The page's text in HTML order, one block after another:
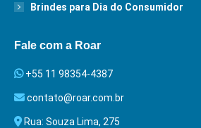
Brindes para Dia do Consumidor
Fale com a Roar
+55 11 98354-4387
contato@roar.com.br
Rua: Souza Lima, 275